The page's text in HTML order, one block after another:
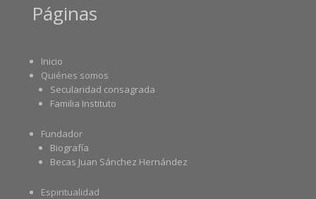
Páginas
Inicio
Quiénes somos
Secularidad consagrada
Familia Instituto
Fundador
Biografía
Becas Juan Sánchez Hernández
Espiritualidad